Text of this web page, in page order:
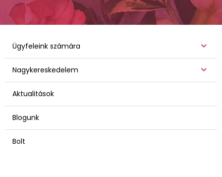
Ügyfeleink számára
Nagykereskedelem
Aktualitások
Blogunk
Bolt